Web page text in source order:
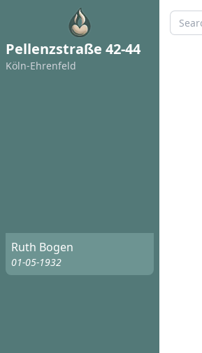
Pellenzstraße 42-44
Köln-Ehrenfeld
Ruth Bogen
01-05-1932